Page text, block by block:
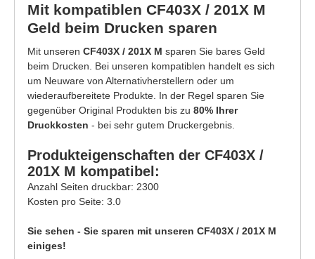
Mit kompatiblen CF403X / 201X M
Geld beim Drucken sparen
Mit unseren CF403X / 201X M sparen Sie bares Geld
beim Drucken. Bei unseren kompatiblen handelt es sich
um Neuware von Alternativherstellern oder um
wiederaufbereitete Produkte. In der Regel sparen Sie
gegenüber Original Produkten bis zu 80% Ihrer
Druckkosten - bei sehr gutem Druckergebnis.
Produkteigenschaften der CF403X /
201X M kompatibel:
Anzahl Seiten druckbar: 2300
Kosten pro Seite: 3.0
Sie sehen - Sie sparen mit unseren CF403X / 201X M
einiges!